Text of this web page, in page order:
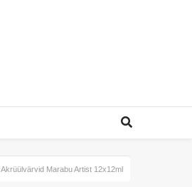
Akrüülvärvid Marabu Artist 12x12ml